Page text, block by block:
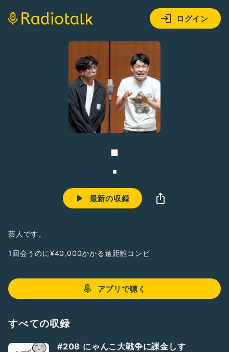
ログイン
◾️
◾️
最新の収録
芸人です。
1回会うのに¥40,000かかる遠距離コンビ
アプリで聴く
すべての収録
#208 にゃんこ大戦争に課金しす